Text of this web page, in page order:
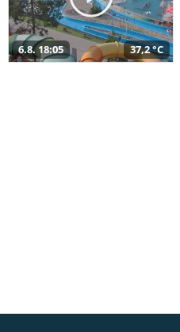
6.8. 18:05 37,2 °C